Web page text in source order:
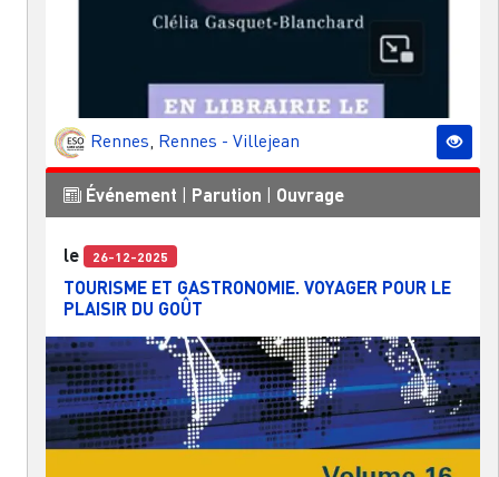
Rennes, Rennes - Villejean
Événement Parution Ouvrage
le 26-12-2025
TOURISME ET GASTRONOMIE. VOYAGER POUR LE
PLAISIR DU GOÛT